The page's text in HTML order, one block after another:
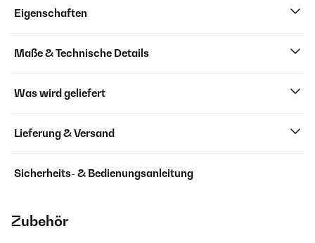
Eigenschaften
Maße & Technische Details
Was wird geliefert
Lieferung & Versand
Sicherheits- & Bedienungsanleitung
Zubehör